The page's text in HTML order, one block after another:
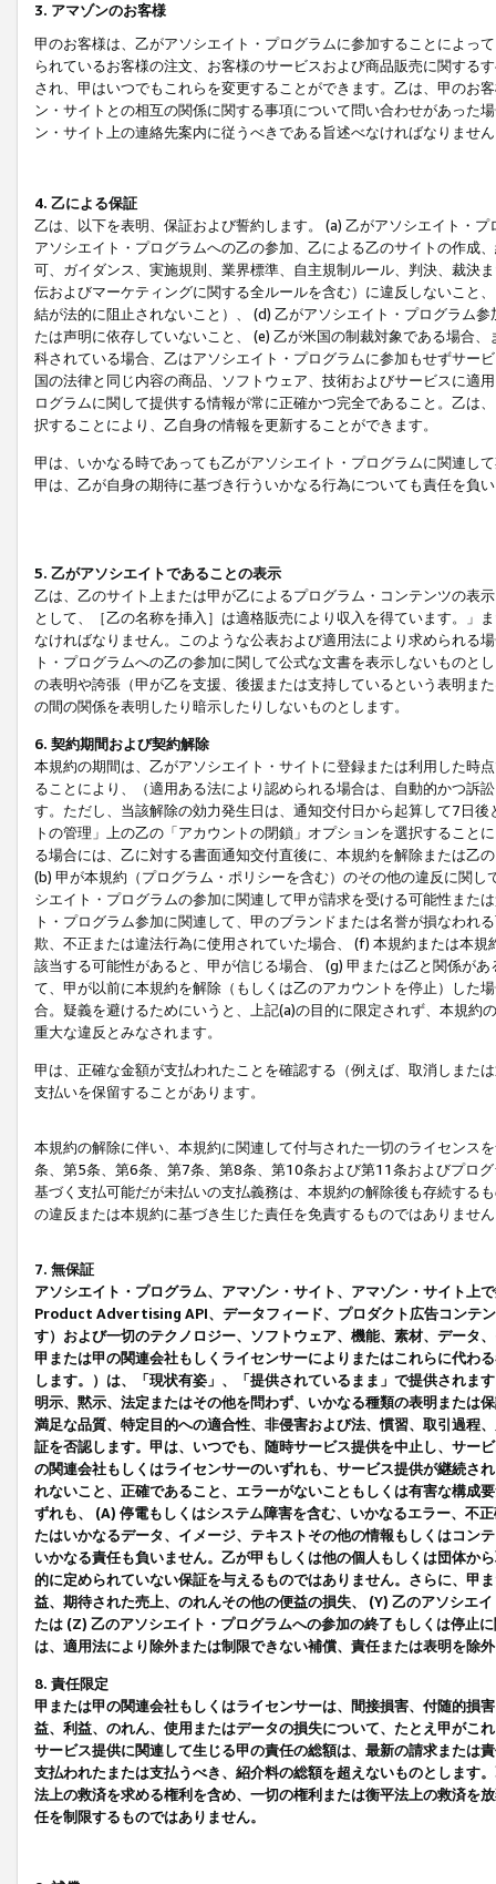
3. アマゾンのお客様
甲のお客様は、乙がアソシエイト・プログラムに参加することによっ
られているお客様の注文、お客様のサービスおよび商品販売に関する
され、甲はいつでもこれらを変更することができます。乙は、甲のお
ン・サイトとの相互の関係に関する事項について問い合わせがあった
ン・サイト上の連絡先案内に従うべきである旨述べなければなりませ
4. 乙による保証
乙は、以下を表明、保証および誓約します。 (a) 乙がアソシエイト・
アソシエイト・プログラムへの乙の参加、乙による乙のサイトの作成
可、ガイダンス、実施規則、業界標準、自主規制ルール、判決、裁決
伝およびマーケティングに関する全ルールを含む）に違反しないこと
結が法的に阻止されないこと）、 (d) 乙がアソシエイト・プログラム
たは声明に依存していないこと、 (e) 乙が米国の制裁対象である場合
科されている場合、乙はアソシエイト・プログラムに参加もせずサー
国の法律と同じ内容の商品、ソフトウェア、技術およびサービスに適
ログラムに関して提供する情報が常に正確かつ完全であること。乙は
択することにより、乙自身の情報を更新することができます。
甲は、いかなる時であっても乙がアソシエイト・プログラムに関連し
甲は、乙が自身の期待に基づき行ういかなる行為についても責任を負
5. 乙がアソシエイトであることの表示
乙は、乙のサイト上または甲が乙によるプログラム・コンテンツの表
として、［乙の名称を挿入］は適格販売により収入を得ています。」
なければなりません。このような公表および適用法により求められる
ト・プログラムへの乙の参加に関して公式な文書を表示しないもの
の表明や誇張（甲が乙を支援、後援または支持しているという表明ま
の間の関係を表明したり暗示したりしないものとします。
6. 契約期間および契約解除
本規約の期間は、乙がアソシエイト・サイトに登録または利用した時
ることにより、（適用ある法により認められる場合は、自動的かつ訴
す。ただし、当該解除の効力発生日は、通知交付日から起算して7日
トの管理」上の乙の「アカウントの閉鎖」オプションを選択するこ
る場合には、乙に対する書面通知交付直後に、本規約を解除または乙
(b) 甲が本規約（プログラム・ポリシーを含む）のその他の違反に関
シエイト・プログラムの参加に関連して甲が請求を受ける可能性また
ト・プログラム参加に関連して、甲のブランドまたは名誉が損なわれ
欺、不正または違法行為に使用されていた場合、 (f) 本規約または本
該当する可能性があると、甲が信じる場合、 (g) 甲または乙と関係が
て、甲が以前に本規約を解除（もしくは乙のアカウントを停止）した
合。疑義を避けるためにいうと、上記(a)の目的に限定されず、本規
重大な違反とみなされます。
甲は、正確な金額が支払われたことを確認する（例えば、取消しまた
支払いを保留することがあります。
本規約の解除に伴い、本規約に関連して付与された一切のライセンス
条、第5条、第6条、第7条、第8条、第10条および第11条およびプロ
基づく支払可能だが未払いの支払義務は、本規約の解除後も存続する
の違反または本規約に基づき生じた責任を免責するものではありませ
7. 無保証
アソシエイト・プログラム、アマゾン・サイト、アマゾン・サイト上
Product Advertising API、データフィード、プロダクト広告コンテ
す）および一切のテクノロジー、ソフトウェア、機能、素材、データ
甲または甲の関連会社もしくライセンサーによりまたはこれらに代わ
します。）は、「現状有姿」、「提供されているまま」で提供されま
明示、黙示、法定またはその他を問わず、いかなる種類の表明または
満足な品質、特定目的への適合性、非侵害および法、慣習、取引過程
証を否認します。甲は、いつでも、随時サービス提供を中止し、サー
の関連会社もしくはライセンサーのいずれも、サービス提供が継続さ
れないこと、正確であること、エラーがないこともしくは有害な構成
ずれも、 (A) 停電もしくはシステム障害を含む、いかなるエラー、不
たはいかなるデータ、イメージ、テキストその他の情報もしくはコン
いかなる責任も負いません。乙が甲もしくは他の個人もしくは団体か
的に定められていない保証を与えるものではありません。さらに、甲
益、期待された売上、のれんその他の便益の損失、 (Y) 乙のアソシエ
たは (Z) 乙のアソシエイト・プログラムへの参加の終了もしくは停止
は、適用法により除外または制限できない補償、責任または表明を除
8. 責任限定
甲または甲の関連会社もしくはライセンサーは、間接損害、付随的損
益、利益、のれん、使用またはデータの損失について、たとえ甲がこ
サービス提供に関連して生じる甲の責任の総額は、最新の請求または
支払われたまたは支払うべき、紹介料の総額を超えないものとします
法上の救済を求める権利を含め、一切の権利または衡平法上の救済を
任を制限するものではありません。